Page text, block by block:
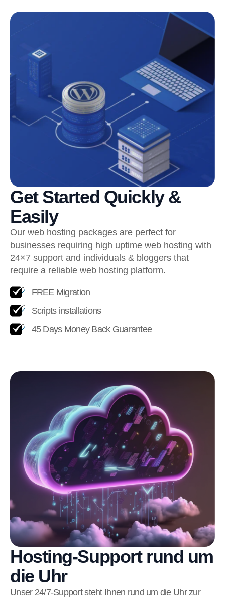
Get Started Quickly &
Easily
Our web hosting packages are perfect for
businesses requiring high uptime web hosting with
24×7 support and individuals & bloggers that
require a reliable web hosting platform.
FREE Migration
Scripts installations
45 Days Money Back Guarantee
Hosting-Support rund um
die Uhr
Unser 24/7-Support steht Ihnen rund um die Uhr zur